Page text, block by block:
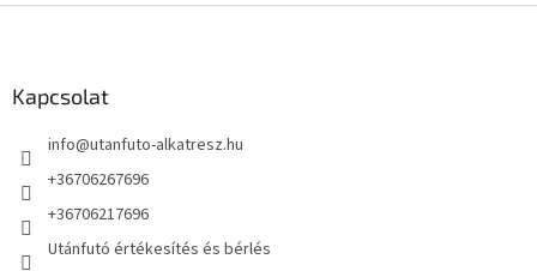
Kapcsolat
info@utanfuto-alkatresz.hu
+36706267696
+36706217696
Utánfutó értékesítés és bérlés